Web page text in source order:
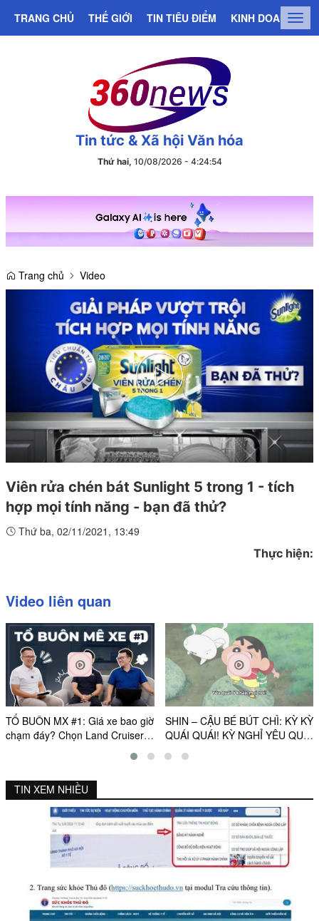
TRANG CHỦ THẾ GIỚI TIN TIÊU ĐIỂM KINH DOANH
Tin tức & Xã hội Văn hóa
Thứ hai, 10/08/2026 - 4:24:55
Trang chủ Video
Play
Video
Viên rửa chén bát Sunlight 5 trong 1 - tích
hợp mọi tính năng - bạn đã thử?
Thứ ba, 02/11/2021, 13:49
Thực hiện:
Video liên quan
TỔ BUÔN MX #1: Giá xe bao giờ
chạm đáy? Chọn Land Cruiser
SHIN – CẬU BÉ BÚT CHÌ: KỲ KỲ
QUÁI QUÁI! KỲ NGHỈ YÊU QUÁI
KC: 21.08.2026
TIN XEM NHIỀU